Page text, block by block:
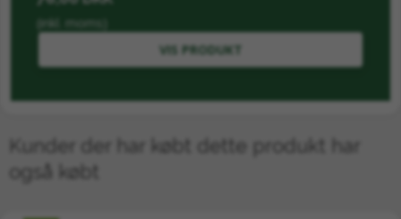
(inkl. moms)
VIS PRODUKT
Kunder der har købt dette produkt har
også købt